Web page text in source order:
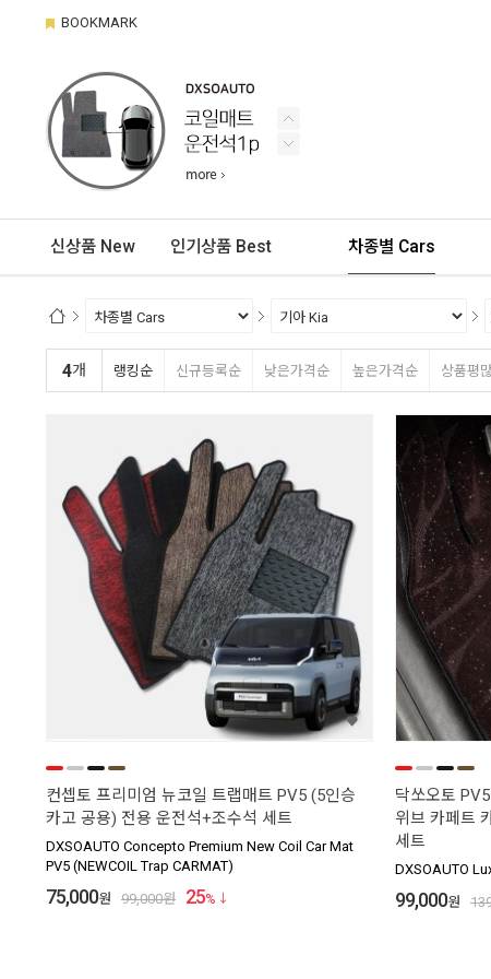
BOOKMARK
신상품 New 인기상품 Best 차종별 Cars
4개 랭킹순 신규등록순 낮은가격순 높은가격순 상품평
컨셉토 프리미엄 뉴코일 트랩매트 PV5 (5인승
카고 공용) 전용 운전석+조수석 세트
DXSOAUTO Concepto Premium New Coil Car Mat
PV5 (NEWCOIL Trap CARMAT)
75,000원 99,000원 25%
닥쏘오토
위브 카페트
세트
DXSOAUTO
99,000원